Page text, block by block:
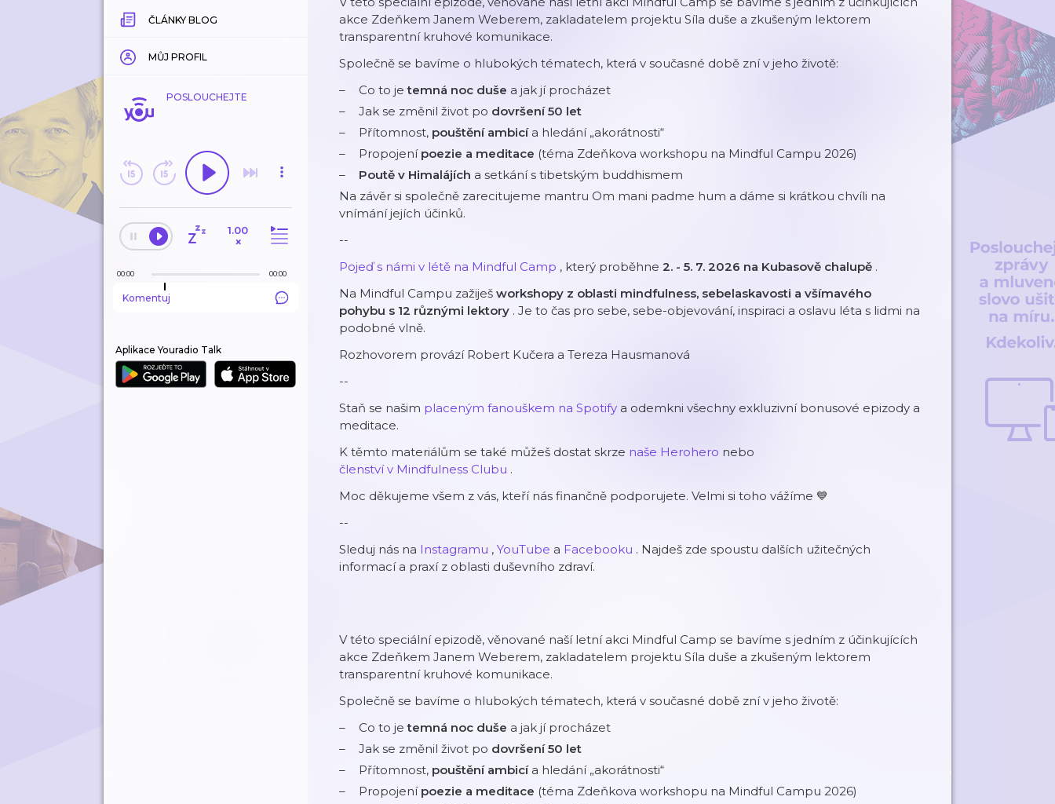
ČLÁNKY BLOG
MŮJ PROFIL
POSLOUCHEJTE
1.00
×
00:00 00:00
Komentuj
Aplikace Youradio Talk
akce Zdeňkem Janem Weberem, zakladatelem projektu Síla duše a zkušeným lektorem
transparentní kruhové komunikace.
Společně se bavíme o hlubokých tématech, která v současné době zní v jeho životě:
Co to jetemná noc duše a jak jí procházet
Jak se změnil život po dovršení 50 let
Přítomnost, pouštění ambicí a hledání „akorátnosti“
Propojení poezie a meditace (téma Zdeňkova workshopu na Mindful Campu 2026)
Poutě v Himalájích a setkání s tibetským buddhismem
Na závěr si společně zarecitujeme mantru Om mani padme hum a dáme si krátkou chvíli na
vnímání jejích účinků.
--
Pojeď s námi v létě na Mindful Camp⁠ , který proběhne 2. - 5. 7. 2026 na Kubasově chalupě .
Na Mindful Campu zažiješ workshopy z oblasti mindfulness, sebelaskavosti a všímavého
pohybu s 12 různými lektory . Je to čas pro sebe, sebe-objevování, inspiraci a oslavu léta s lidmi na
podobné vlně.
Rozhovorem provází Robert Kučera a Tereza Hausmanová
--
Staň se našim ⁠⁠⁠⁠⁠placeným fanouškem na Spotify⁠⁠⁠⁠⁠ a odemkni všechny exkluzivní bonusové epizody a
meditace.
K těmto materiálům se také můžeš dostat skrze ⁠⁠⁠⁠⁠naše Herohero⁠⁠⁠⁠⁠ nebo
⁠⁠⁠⁠⁠členství v Mindfulness Clubu⁠⁠⁠⁠⁠ .
Moc děkujeme všem z vás, kteří nás finančně podporujete. Velmi si toho vážíme 💙
--
Sleduj nás na ⁠⁠⁠⁠⁠⁠⁠Instagramu⁠⁠⁠⁠⁠⁠⁠ , ⁠⁠⁠⁠⁠⁠⁠YouTube⁠⁠⁠⁠⁠⁠⁠ a ⁠⁠⁠⁠⁠⁠⁠Facebooku⁠⁠⁠⁠⁠⁠⁠ . Najdeš zde spoustu dalších užitečných
informací a praxí z oblasti duševního zdraví.
V této speciální epizodě, věnované naší letní akci Mindful Camp se bavíme s jedním z účinkujících
akce Zdeňkem Janem Weberem, zakladatelem projektu Síla duše a zkušeným lektorem
transparentní kruhové komunikace.
Společně se bavíme o hlubokých tématech, která v současné době zní v jeho životě:
Co to jetemná noc duše a jak jí procházet
Jak se změnil život po dovršení 50 let
Přítomnost, pouštění ambicí a hledání „akorátnosti“
Propojení poezie a meditace (téma Zdeňkova workshopu na Mindful Campu 2026)